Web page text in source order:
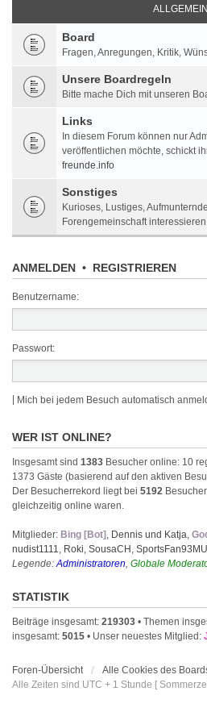
ALLGEMEIN
Board
Fragen, Anregungen, Kritik,
Unsere Boardregeln
Bitte mache Dich mit unseren
Links
In diesem Forum können nur
veröffentlichen möchte, schickt
freunde.info
Sonstiges
Kurioses, Lustiges,
Forengemeinschaft
ANMELDEN • REGISTRIEREN
Benutzername:
Passwort:
Mich bei jedem Besuch automatisch
WER IST ONLINE?
Insgesamt sind 1383 Besucher online: 10
1373 Gäste (basierend auf den aktiven
Der Besucherrekord liegt bei 5192
gleichzeitig online waren.
Mitglieder: Bing [Bot] , Dennis und Katja,
nudist1111, Roki, SousaCH ,
Legende:Administratoren, Globale
STATISTIK
Beiträge insgesamt: 219303 • Themen
insgesamt: 5015 • Unser neuestes Mitglied:
Foren-Übersicht
Alle Cookies des
Alle Zeiten sind UTC + 1 Stunde [